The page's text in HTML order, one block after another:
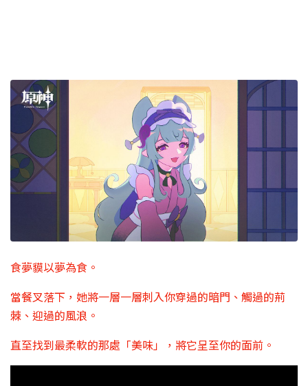
食夢貘以夢為食。
當餐叉落下，她將一層一層刺入你穿過的暗門、觸過的荊
棘、迎過的風浪。
直至找到最柔軟的那處「美味」，將它呈至你的面前。